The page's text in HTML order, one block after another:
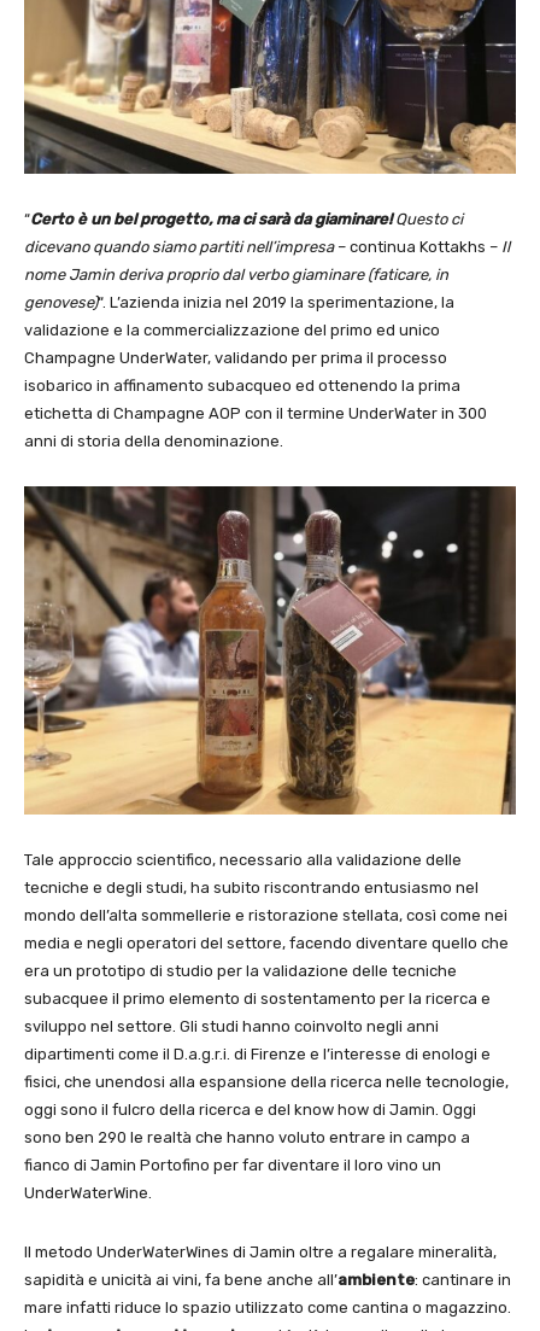
“Certo è un bel progetto, ma ci sarà da giaminare!Questo ci
dicevano quando siamo partiti nell’impresa– continua Kottakhs – Il
nome Jamin deriva proprio dal verbo giaminare (faticare, in
genovese)“. L’azienda inizia nel 2019 la sperimentazione, la
validazione e la commercializzazione del primo ed unico
Champagne UnderWater, validando per prima il processo
isobarico in affinamento subacqueo ed ottenendo la prima
etichetta di Champagne AOP con il termine UnderWater in 300
anni di storia della denominazione.
Tale approccio scientifico, necessario alla validazione delle
tecniche e degli studi, ha subito riscontrando entusiasmo nel
mondo dell’alta sommellerie e ristorazione stellata, così come nei
media e negli operatori del settore, facendo diventare quello che
era un prototipo di studio per la validazione delle tecniche
subacquee il primo elemento di sostentamento per la ricerca e
sviluppo nel settore. Gli studi hanno coinvolto negli anni
dipartimenti come il D.a.g.r.i. di Firenze e l’interesse di enologi e
fisici, che unendosi alla espansione della ricerca nelle tecnologie,
oggi sono il fulcro della ricerca e del know how di Jamin. Oggi
sono ben 290 le realtà che hanno voluto entrare in campo a
fianco di Jamin Portofino per far diventare il loro vino un
UnderWaterWine.
Il metodo UnderWaterWines di Jamin oltre a regalare mineralità,
sapidità e unicità ai vini, fa bene anche all’ambiente: cantinare in
mare infatti riduce lo spazio utilizzato come cantina o magazzino.